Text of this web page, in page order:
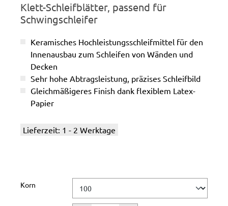
Klett-Schleifblätter, passend für
Schwingschleifer
Keramisches Hochleistungsschleifmittel für den
Innenausbau zum Schleifen von Wänden und
Decken
Sehr hohe Abtragsleistung, präzises Schleifbild
Gleichmäßigeres Finish dank flexiblem Latex-
Papier
Lieferzeit: 1 - 2 Werktage
Korn